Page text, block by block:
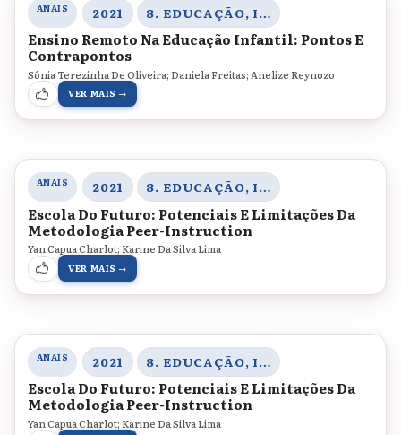
ANAIS 2021 8. EDUCAÇÃO, INOVAÇÃO E TECNOLOGIAS
Ensino Remoto Na Educação Infantil: Pontos E
Contrapontos
Sônia Terezinha De Oliveira; Daniela Freitas; Anelize Reynozo
VER MAIS →
ANAIS 2021 8. EDUCAÇÃO, INOVAÇÃO E TECNOLOGIAS
Escola Do Futuro: Potenciais E Limitações Da
Metodologia Peer-Instruction
Yan Capua Charlot; Karine Da Silva Lima
VER MAIS →
ANAIS 2021 8. EDUCAÇÃO, INOVAÇÃO E TECNOLOGIAS
Escola Do Futuro: Potenciais E Limitações Da
Metodologia Peer-Instruction
Yan Capua Charlot; Karine Da Silva Lima